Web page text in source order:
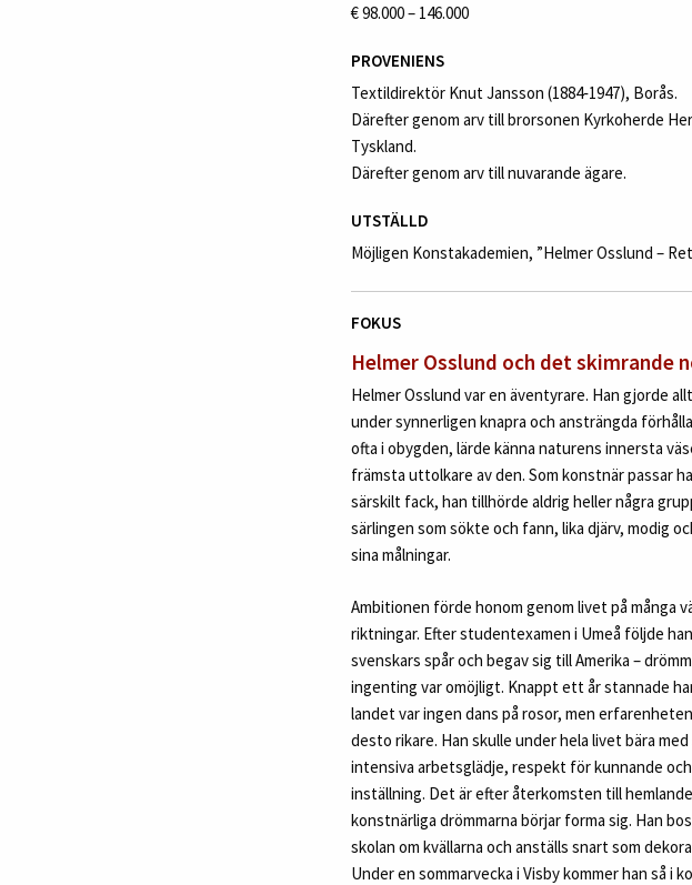
€ 98.000 – 146.000
PROVENIENS
Textildirektör Knut Jansson (1884‑1947), Borås.
Därefter genom arv till brorsonen Kyrkoherde
Tyskland.
Därefter genom arv till nuvarande ägare.
UTSTÄLLD
Möjligen Konstakademien, ”Helmer Osslund –
FOKUS
Helmer Osslund och det skimrande
Helmer Osslund var en äventyrare. Han gjorde
under synnerligen knapra och ansträngda
ofta i obygden, lärde känna naturens innersta
främsta uttolkare av den. Som konstnär passar
särskilt fack, han tillhörde aldrig heller några
särlingen som sökte och fann, lika djärv, modig
sina målningar.
Ambitionen förde honom genom livet på många
riktningar. Efter studentexamen i Umeå följde
svenskars spår och begav sig till Amerika –
ingenting var omöjligt. Knappt ett år stannade
landet var ingen dans på rosor, men
desto rikare. Han skulle under hela livet bära
intensiva arbetsglädje, respekt för kunnande
inställning. Det är efter återkomsten till
konstnärliga drömmarna börjar forma sig. Han
skolan om kvällarna och anställs snart som
Under en sommarvecka i Visby kommer han så i